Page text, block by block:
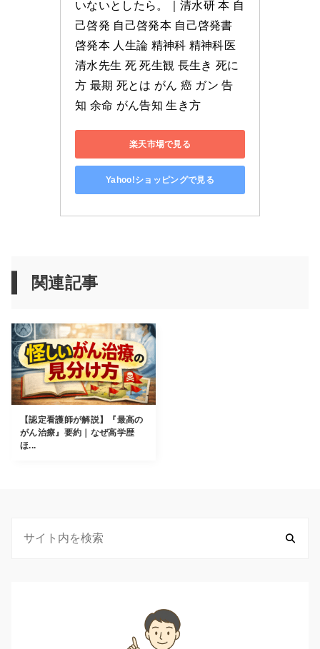
いないとしたら。｜清水研 本 自
己啓発 自己啓発本 自己啓発書
啓発本 人生論 精神科 精神科医
清水先生 死 死生観 長生き 死に
方 最期 死とは がん 癌 ガン 告
知 余命 がん告知 生き方
楽天市場で見る
Yahoo!ショッピングで見る
関連記事
【認定看護師が解説】『最高の
がん治療』要約｜なぜ高学歴
ほ...